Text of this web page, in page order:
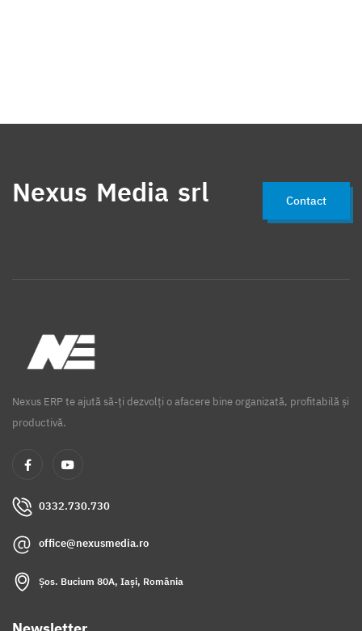
Nexus Media srl Contact
Nexus ERP te ajută să-ți dezvolți o afacere bine organizată, profitabilă și
productivă.
0332.730.730
office@nexusmedia.ro
Șos. Bucium 80A, Iași, România